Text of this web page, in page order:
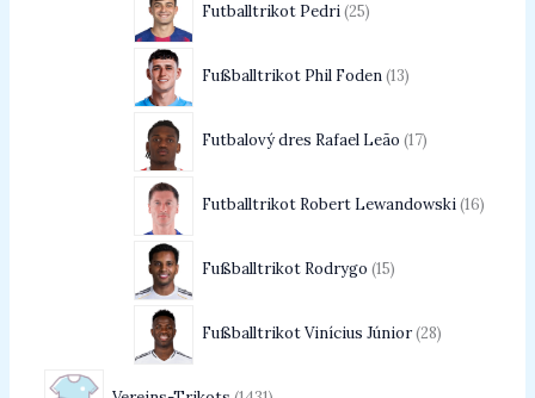
Futballtrikot Pedri 25
Fußballtrikot Phil Foden 13
Futbalový dres Rafael Leão 17
Futballtrikot Robert Lewandowski 16
Fußballtrikot Rodrygo 15
Fußballtrikot Vinícius Júnior 28